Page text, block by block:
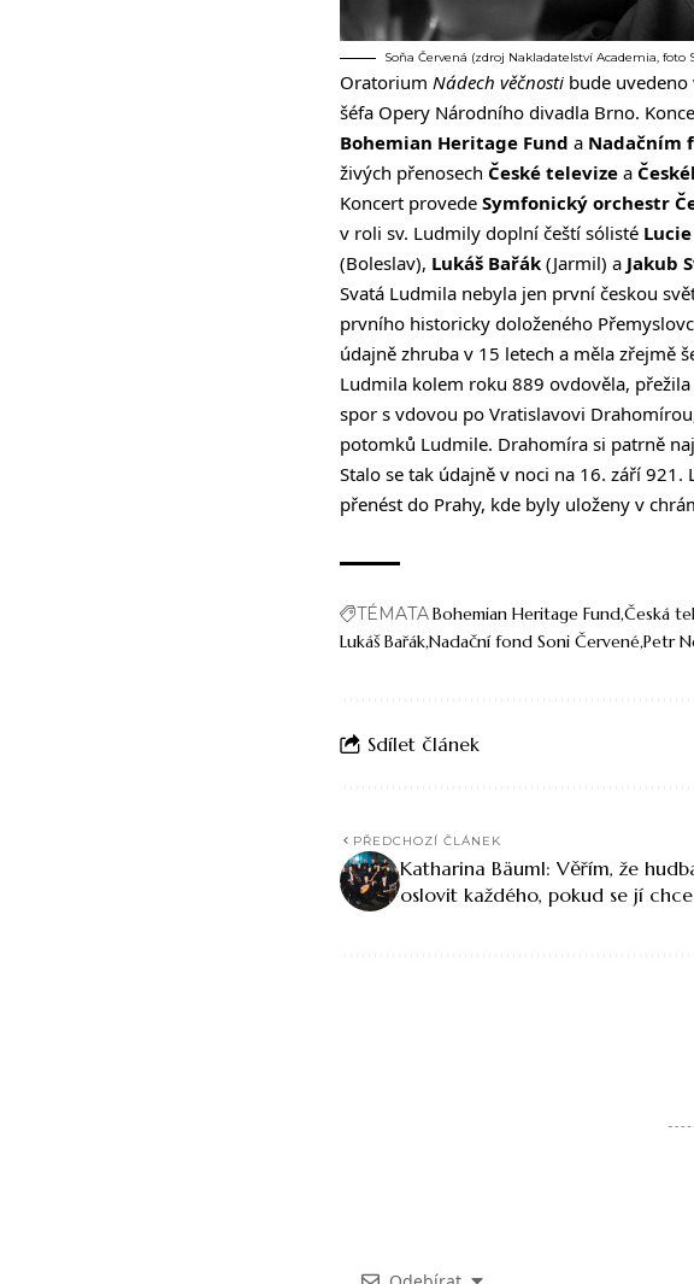
Soňa Červená (zdroj Nakladatelství Academia, foto
Oratorium Nádech věčnosti bude uvedeno
šéfa Opery Národního divadla Brno.
Bohemian Heritage Fund a Nadačním
živých přenosech České televize a
Koncert provede Symfonický orchestr
v roli sv. Ludmily doplní čeští sólisté
(Boleslav), Lukáš Bařák (Jarmil) a Jakub
Svatá Ludmila nebyla jen první českou
prvního historicky doloženého
údajně zhruba v 15 letech a měla zřejmě
Ludmila kolem roku 889 ovdověla,
spor s vdovou po Vratislavovi
potomků Ludmile. Drahomíra si patrně
Stalo se tak údajně v noci na 16. září
přenést do Prahy, kde byly uloženy v
TÉMATABohemian Heritage FundČeská
Lukáš BařákNadační fond Soni ČervenéPetr
Sdílet článek
PŘEDCHOZÍ ČLÁNEK
Katharina Bäuml: Věřím, že
oslovit každého, pokud se jí